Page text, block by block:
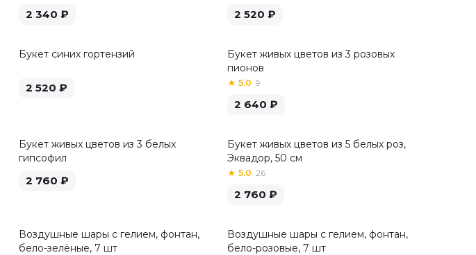
2 340 ₽ 2 520 ₽
Букет синих гортензий
2 520 ₽
Букет живых цветов из 3 розовых
пионов
★ 5.0· 9
2 640 ₽
Букет живых цветов из 3 белых
гипсофил
2 760 ₽
Хит
Букет живых цветов из 5 белых роз,
Эквадор, 50 см
★ 5.0· 26
2 760 ₽
Воздушные шары с гелием, фонтан,
бело-зелёные, 7 шт
Воздушные шары с гелием, фонтан,
бело-розовые, 7 шт